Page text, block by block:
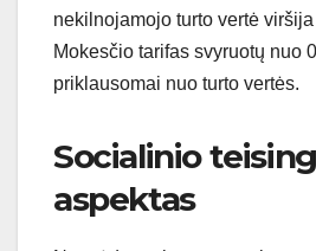
nekilnojamojo turto vertė
Mokesčio tarifas svyruotų nuo
priklausomai nuo turto vertės.
Socialinio
aspektas